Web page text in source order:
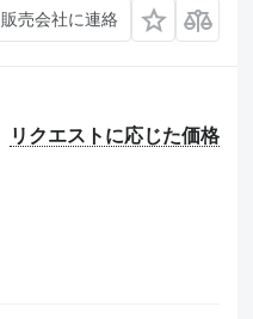
販売会社に連絡
リクエストに応じた価格